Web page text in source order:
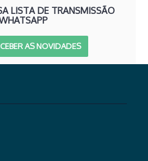
LISTA DE TRANSMISSÃO
AS NOVIDADES